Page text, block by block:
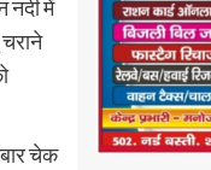
नदी में
चेक